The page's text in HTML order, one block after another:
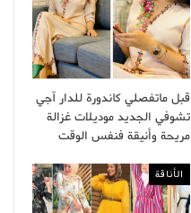
قبل ماتفصلي كاندورة للدار آجي
تشوفي الجديد موديلات غزالة
مريحة وأنيقة فنفس الوقت
الأناقة